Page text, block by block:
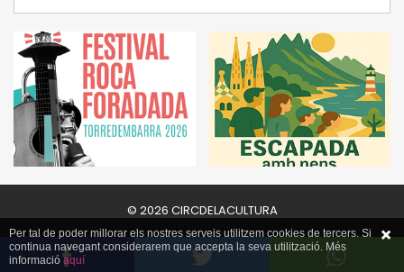
© 2026 CIRCDELACULTURA
Per tal de poder millorar els nostres serveis utilitzem cookies de tercers. Si
continua navegant considerarem que accepta la seva utilització. Més
informacióaquí